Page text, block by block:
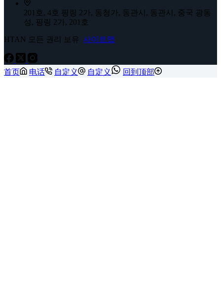
201호, 4호 핑링 2가, 동청가, 동관시, 동관시, 중국 광동
성, 핑링 2가, 201호
HTAN 모든 권리 보유 사이트맵
首页 电话 自定义 自定义 回到顶部